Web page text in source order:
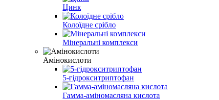
Цинк
Колоїдне срібло
Мінеральні комплекси
Амінокислоти
5-гідрокситриптофан
Гамма-аміномасляна кислота